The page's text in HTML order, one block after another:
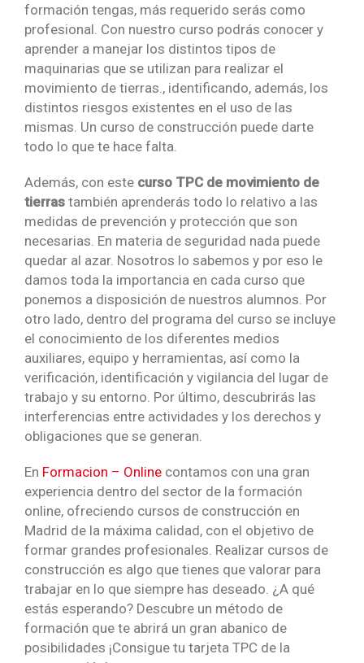
formación tengas, más requerido serás como
profesional. Con nuestro curso podrás conocer y
aprender a manejar los distintos tipos de
maquinarias que se utilizan para realizar el
movimiento de tierras., identificando, además, los
distintos riesgos existentes en el uso de las
mismas. Un curso de construcción puede darte
todo lo que te hace falta.
Además, con este curso TPC de movimiento de
tierras también aprenderás todo lo relativo a las
medidas de prevención y protección que son
necesarias. En materia de seguridad nada puede
quedar al azar. Nosotros lo sabemos y por eso le
damos toda la importancia en cada curso que
ponemos a disposición de nuestros alumnos. Por
otro lado, dentro del programa del curso se incluye
el conocimiento de los diferentes medios
auxiliares, equipo y herramientas, así como la
verificación, identificación y vigilancia del lugar de
trabajo y su entorno. Por último, descubrirás las
interferencias entre actividades y los derechos y
obligaciones que se generan.
En Formacion – Online contamos con una gran
experiencia dentro del sector de la formación
online, ofreciendo cursos de construcción en
Madrid de la máxima calidad, con el objetivo de
formar grandes profesionales. Realizar cursos de
construcción es algo que tienes que valorar para
trabajar en lo que siempre has deseado. ¿A qué
estás esperando? Descubre un método de
formación que te abrirá un gran abanico de
posibilidades ¡Consigue tu tarjeta TPC de la